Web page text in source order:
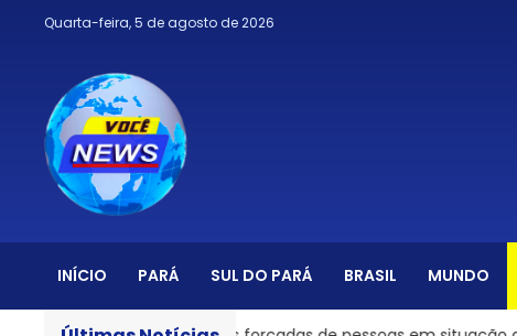
Quarta-feira, 5 de agosto de 2026
INÍCIO PARÁ SUL DO PARÁ BRASIL MUNDO